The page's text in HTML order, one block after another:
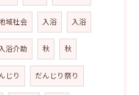
域社会 入浴 入浴
入浴介助 秋 秋
じり だんじり祭り